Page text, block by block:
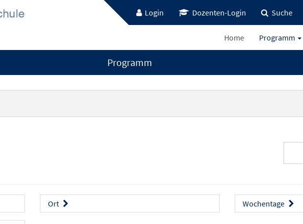
Login Dozenten-Login Suche
Home Programm
Programm
Ort Wochentage